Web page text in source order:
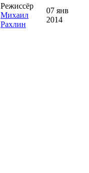
Режиссёр
Михаил
Рахлин
07 янв
2014